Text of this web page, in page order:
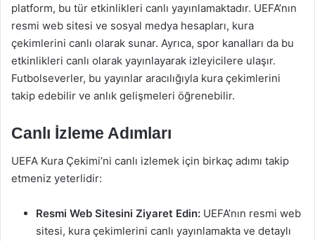
platform, bu tür etkinlikleri canlı yayınlamaktadır. UEFA’nın
resmi web sitesi ve sosyal medya hesapları, kura
çekimlerini canlı olarak sunar. Ayrıca, spor kanalları da bu
etkinlikleri canlı olarak yayınlayarak izleyicilere ulaşır.
Futbolseverler, bu yayınlar aracılığıyla kura çekimlerini
takip edebilir ve anlık gelişmeleri öğrenebilir.
Canlı İzleme Adımları
UEFA Kura Çekimi’ni canlı izlemek için birkaç adımı takip
etmeniz yeterlidir:
Resmi Web Sitesini Ziyaret Edin: UEFA’nın resmi web
sitesi, kura çekimlerini canlı yayınlamakta ve detaylı